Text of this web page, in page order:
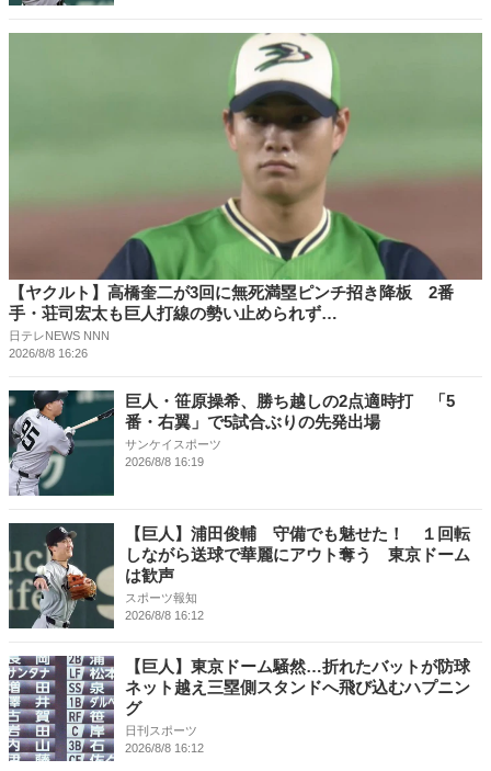
【ヤクルト】高橋奎二が3回に無死満塁ピンチ招き降板 2番
手・荘司宏太も巨人打線の勢い止められず…
日テレNEWS NNN
2026/8/8 16:26
巨人・笹原操希、勝ち越しの2点適時打 「5
番・右翼」で5試合ぶりの先発出場
サンケイスポーツ
2026/8/8 16:19
【巨人】浦田俊輔 守備でも魅せた！ １回転
しながら送球で華麗にアウト奪う 東京ドーム
は歓声
スポーツ報知
2026/8/8 16:12
【巨人】東京ドーム騒然…折れたバットが防球
ネット越え三塁側スタンドへ飛び込むハプニン
グ
日刊スポーツ
2026/8/8 16:12